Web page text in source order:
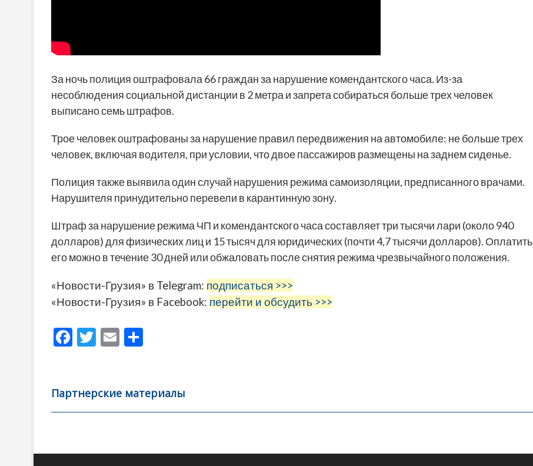
За ночь полиция оштрафовала 66 граждан за нарушение комендантского часа. Из-за
несоблюдения социальной дистанции в 2 метра и запрета собираться больше трех человек
выписано семь штрафов.
Трое человек оштрафованы за нарушение правил передвижения на автомобиле: не больше трех
человек, включая водителя, при условии, что двое пассажиров размещены на заднем сиденье.
Полиция также выявила один случай нарушения режима самоизоляции, предписанного врачами.
Нарушителя принудительно перевели в карантинную зону.
Штраф за нарушение режима ЧП и комендантского часа составляет три тысячи лари (около 940
долларов) для физических лиц и 15 тысяч для юридических (почти 4,7 тысячи долларов). Оплатить
его можно в течение 30 дней или обжаловать после снятия режима чрезвычайного положения.
«Новости-Грузия» в Telegram: подписаться >>>
«Новости-Грузия» в Facebook: перейти и обсудить >>>
F
b
o
k
T
er
E
l
а
в
ть
Партнерские материалы
Навигация